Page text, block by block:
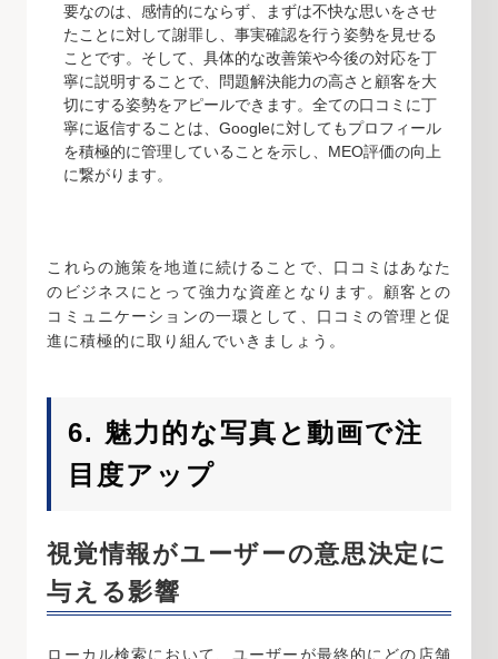
要なのは、感情的にならず、まずは不快な思いをさせ
たことに対して謝罪し、事実確認を行う姿勢を見せる
ことです。そして、具体的な改善策や今後の対応を丁
寧に説明することで、問題解決能力の高さと顧客を大
切にする姿勢をアピールできます。全ての口コミに丁
寧に返信することは、Googleに対してもプロフィール
を積極的に管理していることを示し、MEO評価の向上
に繋がります。
これらの施策を地道に続けることで、口コミはあなた
のビジネスにとって強力な資産となります。顧客との
コミュニケーションの一環として、口コミの管理と促
進に積極的に取り組んでいきましょう。
6. 魅力的な写真と動画で注
目度アップ
視覚情報がユーザーの意思決定に
与える影響
ローカル検索において、ユーザーが最終的にどの店舗